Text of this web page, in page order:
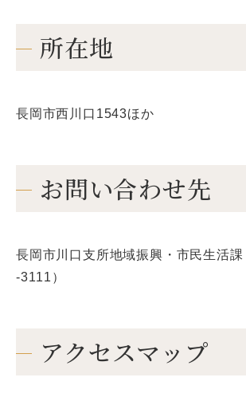
所在地
長岡市西川口1543ほか
お問い合わせ先
長岡市川口支所地域振興・市民生活
-3111）
アクセスマップ